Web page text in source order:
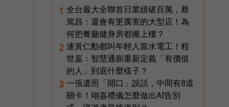
1 全台最大全聯首日業績破百萬，蔡
篤昌：還會有更厲害的大型店！為
何把餐廳健身房都搬上樓？
2 連黃仁勳都叫年輕人當水電工！程
世嘉：智慧通膨重新定義「有價值
的人」到底什麼樣子？
3 一張遺照「開口」說話，中間有8道
關卡！翊嘉禮儀怎麼做出AI告別